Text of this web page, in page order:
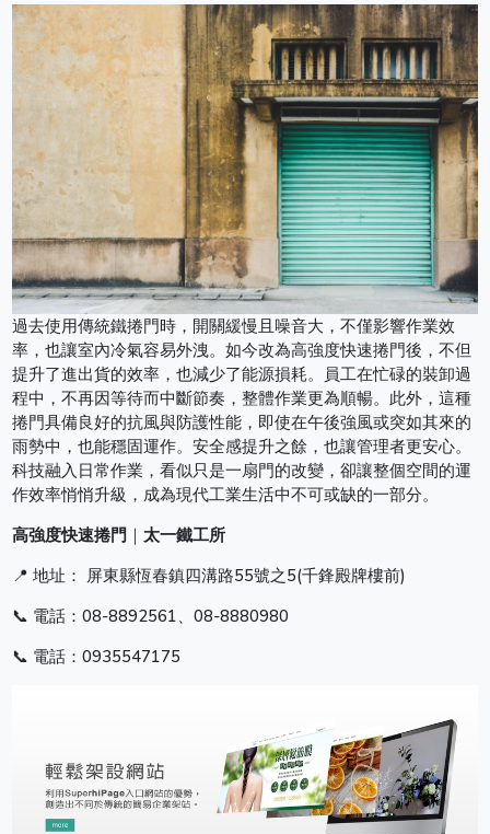
過去使用傳統鐵捲門時，開關緩慢且噪音大，不僅影響作業效
率，也讓室內冷氣容易外洩。如今改為高強度快速捲門後，不但
提升了進出貨的效率，也減少了能源損耗。員工在忙碌的裝卸過
程中，不再因等待而中斷節奏，整體作業更為順暢。此外，這種
捲門具備良好的抗風與防護性能，即使在午後強風或突如其來的
雨勢中，也能穩固運作。安全感提升之餘，也讓管理者更安心。
科技融入日常作業，看似只是一扇門的改變，卻讓整個空間的運
作效率悄悄升級，成為現代工業生活中不可或缺的一部分。
高強度快速捲門 ｜太一鐵工所
📍 地址： 屏東縣恆春鎮四溝路55號之5(千鋒殿牌樓前)
📞 電話：08-8892561、08-8880980
📞 電話：0935547175